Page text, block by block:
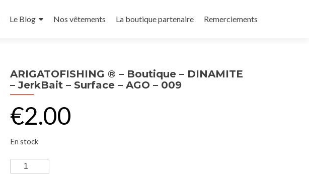
Le Blog Nos vêtements La boutique partenaire Remerciements
ARIGATOFISHING ® – Boutique – DINAMITE
– JerkBait – Surface – AGO – 009
€2.00
En stock